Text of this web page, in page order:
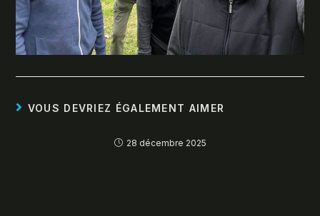
VOUS DEVRIEZ ÉGALEMENT AIMER
28 décembre 2025